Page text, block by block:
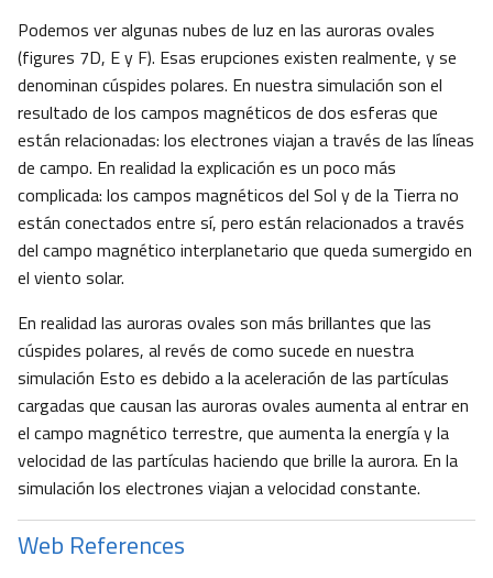
Podemos ver algunas nubes de luz en las auroras ovales
(figures 7D, E y F). Esas erupciones existen realmente, y se
denominan cúspides polares. En nuestra simulación son el
resultado de los campos magnéticos de dos esferas que
están relacionadas: los electrones viajan a través de las líneas
de campo. En realidad la explicación es un poco más
complicada: los campos magnéticos del Sol y de la Tierra no
están conectados entre sí, pero están relacionados a través
del campo magnético interplanetario que queda sumergido en
el viento solar.
En realidad las auroras ovales son más brillantes que las
cúspides polares, al revés de como sucede en nuestra
simulación Esto es debido a la aceleración de las partículas
cargadas que causan las auroras ovales aumenta al entrar en
el campo magnético terrestre, que aumenta la energía y la
velocidad de las partículas haciendo que brille la aurora. En la
simulación los electrones viajan a velocidad constante.
Web References